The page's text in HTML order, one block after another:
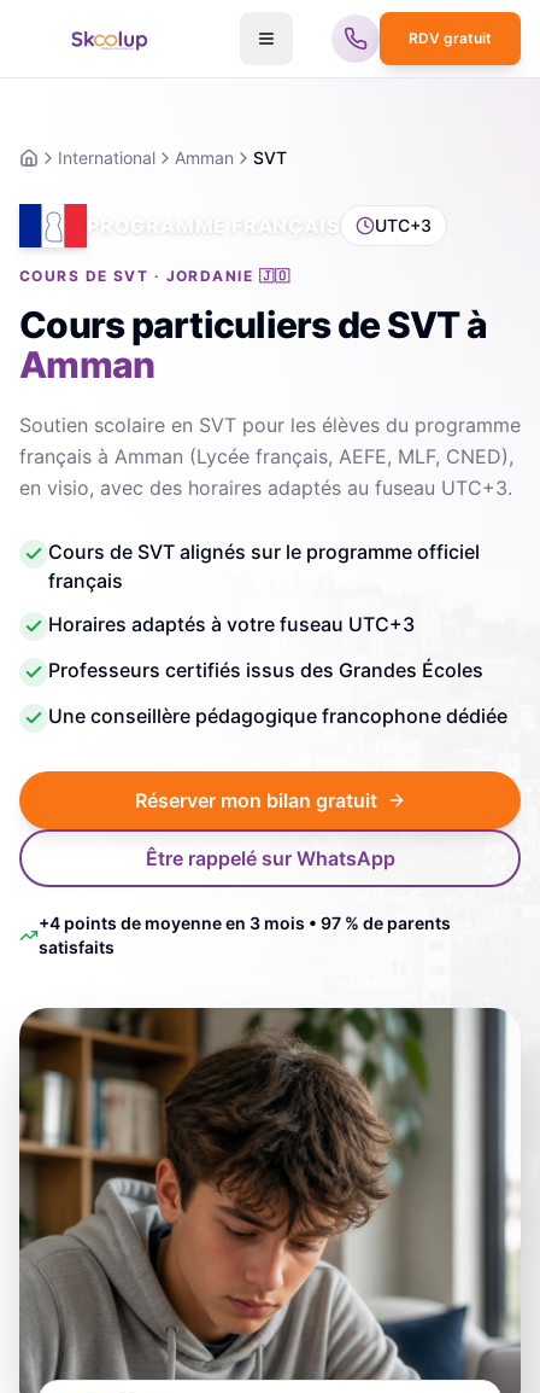
RDV gratuit
AccueilInternational Amman SVT
PROGRAMME FRANÇAIS UTC+3
COURS DE SVT · JORDANIE 🇯🇴
Cours particuliers de SVTà
Amman
Soutien scolaire en SVT pour les élèves du programme
français à Amman (Lycée français, AEFE, MLF, CNED),
en visio, avec des horaires adaptés au fuseau UTC+3.
Cours de SVT alignés sur le programme officiel
français
Horaires adaptés à votre fuseau UTC+3
Professeurs certifiés issus des Grandes Écoles
Une conseillère pédagogique francophone dédiée
Réserver mon bilan gratuit
Être rappelé sur WhatsApp
+4 points de moyenne en 3 mois • 97 % de parents
satisfaits